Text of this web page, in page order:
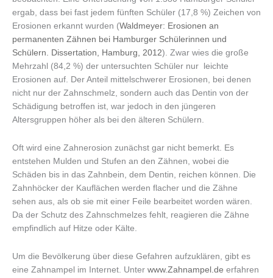
ergab, dass bei fast jedem fünften Schüler (17,8 %) Zeichen von
Erosionen erkannt wurden (Waldmeyer: Erosionen an
permanenten Zähnen bei Hamburger Schülerinnen und
Schülern. Dissertation, Hamburg, 2012). Zwar wies die große
Mehrzahl (84,2 %) der untersuchten Schüler nur leichte
Erosionen auf. Der Anteil mittelschwerer Erosionen, bei denen
nicht nur der Zahnschmelz, sondern auch das Dentin von der
Schädigung betroffen ist, war jedoch in den jüngeren
Altersgruppen höher als bei den älteren Schülern.
Oft wird eine Zahnerosion zunächst gar nicht bemerkt. Es
entstehen Mulden und Stufen an den Zähnen, wobei die
Schäden bis in das Zahnbein, dem Dentin, reichen können. Die
Zahnhöcker der Kauflächen werden flacher und die Zähne
sehen aus, als ob sie mit einer Feile bearbeitet worden wären.
Da der Schutz des Zahnschmelzes fehlt, reagieren die Zähne
empfindlich auf Hitze oder Kälte.
Um die Bevölkerung über diese Gefahren aufzuklären, gibt es
eine Zahnampel im Internet. Unter www.Zahnampel.de erfahren